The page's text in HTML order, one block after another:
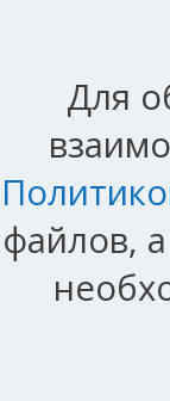
Для
файлов,